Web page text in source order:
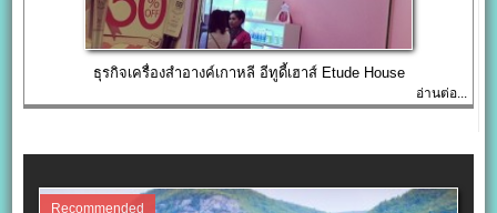
ธุรกิจเครื่องสำอางค์เกาหลี อีทูดี้เฮาส์ Etude House
อ่านต่อ...
Recommended